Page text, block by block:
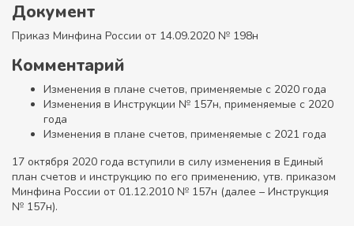
Документ
Приказ Минфина России от 14.09.2020 № 198н
Комментарий
Изменения в плане счетов, применяемые с 2020 года
Изменения в Инструкции № 157н, применяемые с 2020
года
Изменения в плане счетов, применяемые с 2021 года
17 октября 2020 года вступили в силу изменения в Единый
план счетов и инструкцию по его применению, утв. приказом
Минфина России от 01.12.2010 № 157н (далее – Инструкция
№ 157н).